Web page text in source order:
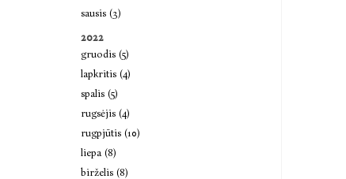
sausis (3)
2022
gruodis (5)
lapkritis (4)
spalis (5)
rugsėjis (4)
rugpjūtis (10)
liepa (8)
birželis (8)